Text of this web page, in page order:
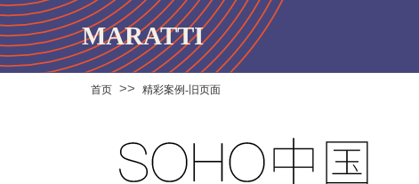
首页 >> 精彩案例-旧页面
MARATTI